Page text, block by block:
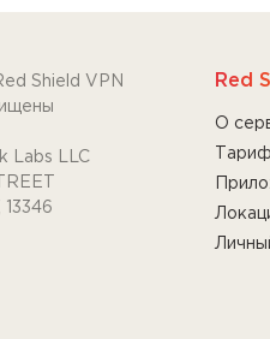
в поиске AppStore.
Red
О
Shield VPN
Labs LLC
13346